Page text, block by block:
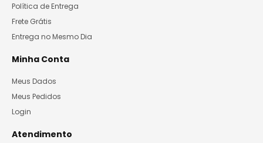
Política de Entrega
Frete Grátis
Entrega no Mesmo Dia
Minha Conta
Meus Dados
Meus Pedidos
Login
Atendimento